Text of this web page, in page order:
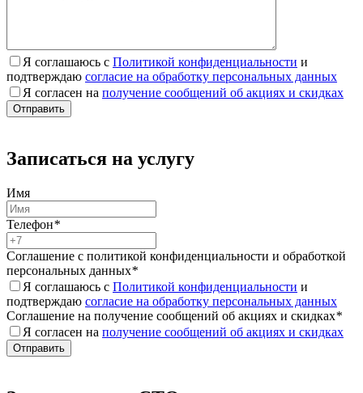
Я соглашаюсь с Политикой конфиденциальности и
подтверждаю согласие на обработку персональных данных
Я согласен на получение сообщений об акциях и скидках
Записаться на услугу
Имя
Телефон*
Соглашение с политикой конфиденциальности и обработкой
персональных данных*
Я соглашаюсь с Политикой конфиденциальности и
подтверждаю согласие на обработку персональных данных
Соглашение на получение сообщений об акциях и скидках*
Я согласен на получение сообщений об акциях и скидках